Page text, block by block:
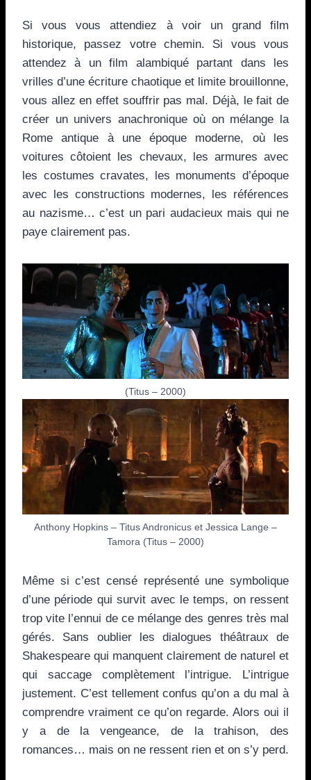
Si vous vous attendiez à voir un grand film
historique, passez votre chemin. Si vous vous
attendez à un film alambiqué partant dans les
vrilles d’une écriture chaotique et limite brouillonne,
vous allez en effet souffrir pas mal. Déjà, le fait de
créer un univers anachronique où on mélange la
Rome antique à une époque moderne, où les
voitures côtoient les chevaux, les armures avec
les costumes cravates, les monuments d’époque
avec les constructions modernes, les références
au nazisme… c’est un pari audacieux mais qui ne
paye clairement pas.
(Titus – 2000)
Anthony Hopkins – Titus Andronicus et Jessica Lange –
Tamora (Titus – 2000)
Même si c’est censé représenté une symbolique
d’une période qui survit avec le temps, on ressent
trop vite l’ennui de ce mélange des genres très mal
gérés. Sans oublier les dialogues théâtraux de
Shakespeare qui manquent clairement de naturel et
qui saccage complètement l’intrigue. L’intrigue
justement. C’est tellement confus qu’on a du mal à
comprendre vraiment ce qu’on regarde. Alors oui il
y a de la vengeance, de la trahison, des
romances… mais on ne ressent rien et on s’y perd.